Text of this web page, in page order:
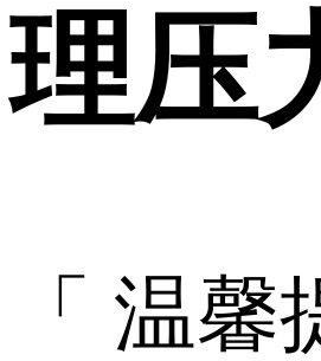
理压
「 温馨